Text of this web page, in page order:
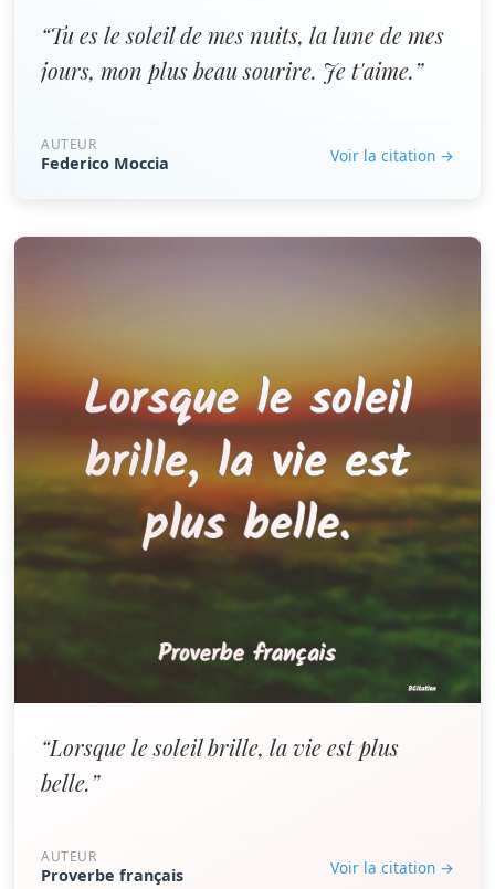
“Tu es le soleil de mes nuits, la lune de mes
jours, mon plus beau sourire. Je t'aime.”
AUTEUR
Federico Moccia Voir la citation →
“Lorsque le soleil brille, la vie est plus
belle.”
AUTEUR
Proverbe français Voir la citation →